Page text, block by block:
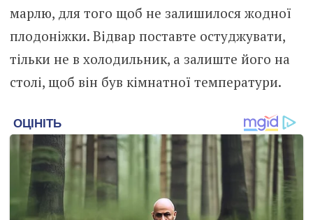
марлю, для того щоб не залишилося жодної
плодоніжки. Відвар поставте остуджувати,
тільки не в холодильник, а залиште його на
столі, щоб він був кімнатної температури.